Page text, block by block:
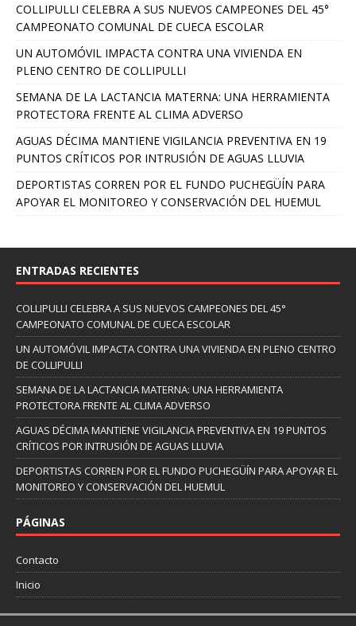
COLLIPULLI CELEBRA A SUS NUEVOS CAMPEONES DEL 45°
CAMPEONATO COMUNAL DE CUECA ESCOLAR
UN AUTOMÓVIL IMPACTA CONTRA UNA VIVIENDA EN
PLENO CENTRO DE COLLIPULLI
SEMANA DE LA LACTANCIA MATERNA: UNA HERRAMIENTA
PROTECTORA FRENTE AL CLIMA ADVERSO
AGUAS DÉCIMA MANTIENE VIGILANCIA PREVENTIVA EN 19
PUNTOS CRÍTICOS POR INTRUSIÓN DE AGUAS LLUVIA
DEPORTISTAS CORREN POR EL FUNDO PUCHEGÜÍN PARA
APOYAR EL MONITOREO Y CONSERVACIÓN DEL HUEMUL
ENTRADAS RECIENTES
COLLIPULLI CELEBRA A SUS NUEVOS CAMPEONES DEL 45°
CAMPEONATO COMUNAL DE CUECA ESCOLAR
UN AUTOMÓVIL IMPACTA CONTRA UNA VIVIENDA EN PLENO CENTRO
DE COLLIPULLI
SEMANA DE LA LACTANCIA MATERNA: UNA HERRAMIENTA
PROTECTORA FRENTE AL CLIMA ADVERSO
AGUAS DÉCIMA MANTIENE VIGILANCIA PREVENTIVA EN 19 PUNTOS
CRÍTICOS POR INTRUSIÓN DE AGUAS LLUVIA
DEPORTISTAS CORREN POR EL FUNDO PUCHEGÜÍN PARA APOYAR EL
MONITOREO Y CONSERVACIÓN DEL HUEMUL
PÁGINAS
Contacto
Inicio